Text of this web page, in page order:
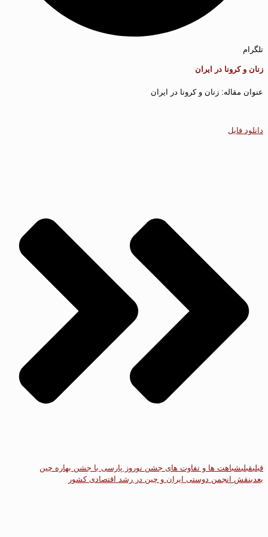
تلگرام
زنان و کرونا در ایران
عنوان مقاله: زنان و کرونا در ایران
دانلود فایل
قبلیقبلیشباهت ها و تفاوت های جشن نوروز پارسی با جشن بهاره چین
بعدینقش انجمن دوستی ایران و چین در رشد اقتصادی کشور